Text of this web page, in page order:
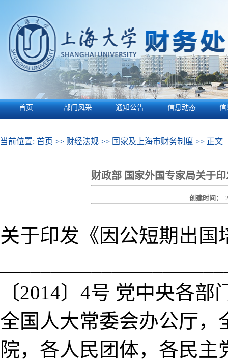
首页 部门风采 通知公告 信息动态 信
当前位置: 首页 >> 财经法规 >> 国家及上海市财务制度 >> 正文
财政部 国家外国专家局关于
创建时间：
关于印发《因公短期出
〔2014〕4号 党中央各
全国人大常委会办公厅，
院，各人民团体，各民